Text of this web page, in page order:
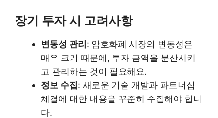
장기 투자 시 고려사항
변동성 관리 : 암호화폐 시장의 변동성은
매우 크기 때문에, 투자 금액을 분산시키
고 관리하는 것이 필요해요.
정보 수집: 새로운 기술 개발과 파트너십
체결에 대한 내용을 꾸준히 수집해야 합니
다.